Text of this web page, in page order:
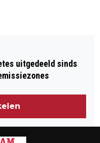
GAAT
BLIJF
uitgedeeld sinds